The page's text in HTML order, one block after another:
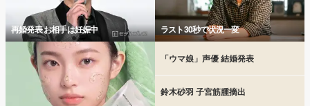
再婚発表 お相手は妊娠中 ラスト30秒で状況一変
「ウマ娘」声優 結婚発表
鈴木砂羽 子宮筋腫摘出